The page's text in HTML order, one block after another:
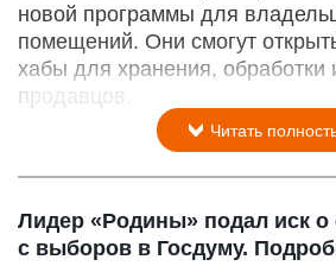
новой программы для
помещений. Они смогут
хабы для хранения, обработки
продавцов.
Читать
Лидер «Родины» подал иск о
с выборов в Госдуму.